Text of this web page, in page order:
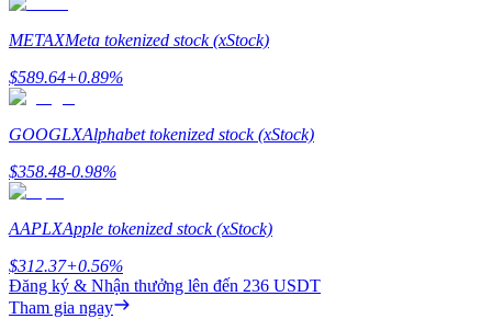
Deposit CASHCAT & Win
Deposit CASHCAT & Win
METAXMeta tokenized stock (xStock)
$589.64+0.89%
GOOGLXAlphabet tokenized stock (xStock)
$358.48-0.98%
AAPLXApple tokenized stock (xStock)
$312.37+0.56%
Đăng ký & Nhận thưởng lên đến 236 USDT
Tham gia ngay